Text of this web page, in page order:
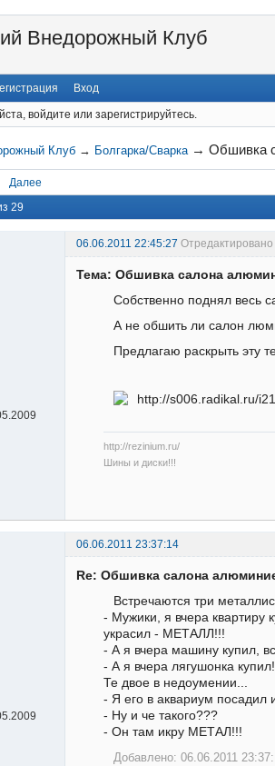
Внедорожный Клуб
Вход
войдите или зарегистрируйтесь.
Клуб → Болгарка/Сварка →Обшивка
Далее
29
06.06.2011 22:45:27
Тема: Обшивка салона
Собственно поднял весь
А не обшить ли салон
Предлагаю раскрыть эту
http://rezinium.ru/
Шины и диски!!!
06.06.2011 23:37:14
Re: Обшивка салона
Встречаются три
- Мужики, я вчера квартиру
украсил - МЕТАЛЛ!!!
- А я вчера машину купил,
- А я вчера лягушонка купил!
Те двое в недоумении...
- Я его в аквариум посадил
- Ну и че такого???
- Он там икру МЕТАЛ!!!
Добавлено: 06.06.2011